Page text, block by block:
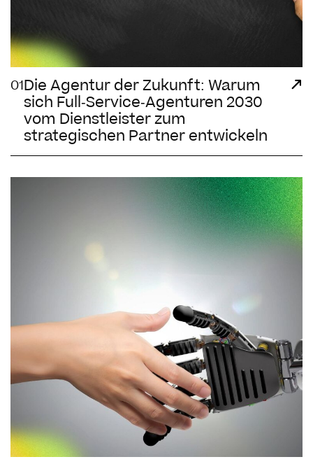
01Die Agentur der Zukunft: Warum
sich Full-Service-Agenturen 2030
vom Dienstleister zum
strategischen Partner entwickeln